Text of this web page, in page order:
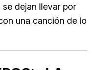
dejan llevar por
una canción de lo